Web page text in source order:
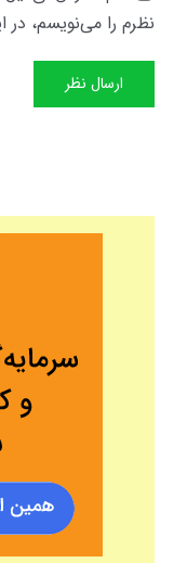
نظرم را می‌نویسم، در